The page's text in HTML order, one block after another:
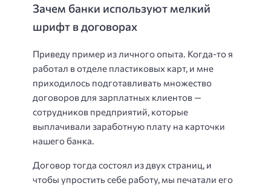
Зачем банки используют мелкий
шрифт в договорах
Приведу пример из личного опыта. Когда-то я
работал в отделе пластиковых карт, и мне
приходилось подготавливать множество
договоров для зарплатных клиентов —
сотрудников предприятий, которые
выплачивали заработную плату на карточки
нашего банка.
Договор тогда состоял из двух страниц, и
чтобы упростить себе работу, мы печатали его